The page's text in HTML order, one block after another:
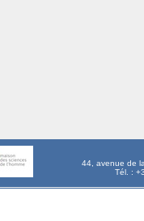
44, avenue de
Tél. :